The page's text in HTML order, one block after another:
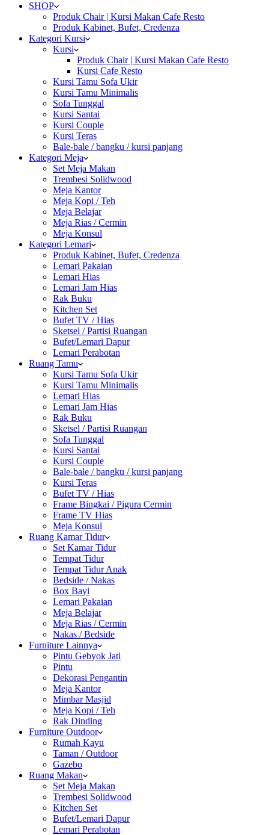
SHOP
Produk Chair | Kursi Makan Cafe Resto
Produk Kabinet, Bufet, Credenza
Kategori Kursi
Kursi
Produk Chair | Kursi Makan Cafe Resto
Kursi Cafe Resto
Kursi Tamu Sofa Ukir
Kursi Tamu Minimalis
Sofa Tunggal
Kursi Santai
Kursi Couple
Kursi Teras
Bale-bale / bangku / kursi panjang
Kategori Meja
Set Meja Makan
Trembesi Solidwood
Meja Kantor
Meja Kopi / Teh
Meja Belajar
Meja Rias / Cermin
Meja Konsul
Kategori Lemari
Produk Kabinet, Bufet, Credenza
Lemari Pakaian
Lemari Hias
Lemari Jam Hias
Rak Buku
Kitchen Set
Bufet TV / Hias
Sketsel / Partisi Ruangan
Bufet/Lemari Dapur
Lemari Perabotan
Ruang Tamu
Kursi Tamu Sofa Ukir
Kursi Tamu Minimalis
Lemari Hias
Lemari Jam Hias
Rak Buku
Sketsel / Partisi Ruangan
Sofa Tunggal
Kursi Santai
Kursi Couple
Bale-bale / bangku / kursi panjang
Kursi Teras
Bufet TV / Hias
Frame Bingkai / Pigura Cermin
Frame TV Hias
Meja Konsul
Ruang Kamar Tidur
Set Kamar Tidur
Tempat Tidur
Tempat Tidur Anak
Bedside / Nakas
Box Bayi
Lemari Pakaian
Meja Belajar
Meja Rias / Cermin
Nakas / Bedside
Furniture Lainnya
Pintu Gebyok Jati
Pintu
Dekorasi Pengantin
Meja Kantor
Mimbar Masjid
Meja Kopi / Teh
Rak Dinding
Furniture Outdoor
Rumah Kayu
Taman / Outdoor
Gazebo
Ruang Makan
Set Meja Makan
Trembesi Solidwood
Kitchen Set
Bufet/Lemari Dapur
Lemari Perabotan